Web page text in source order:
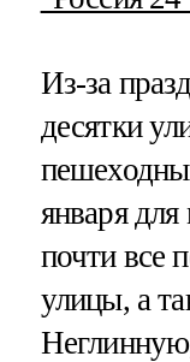
Из-за
десятки
января
почти все
улицы, а